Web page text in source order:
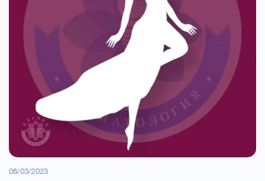
08/03/2023